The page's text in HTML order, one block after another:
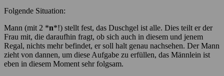
Folgende Situation:
Mann (mit 2 *n*!) stellt fest, das Duschgel ist alle. Dies teilt er der
Frau mit, die daraufhin fragt, ob sich auch in diesem und jenem
Regal, nichts mehr befindet, er soll halt genau nachsehen. Der Mann
zieht von dannen, um diese Aufgabe zu erfüllen, das Männlein ist
eben in diesem Moment sehr folgsam.